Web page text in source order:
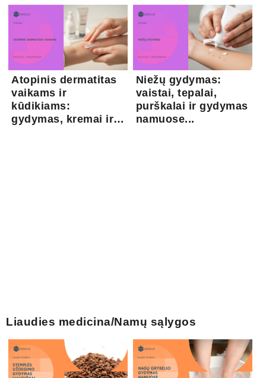
Atopinis dermatitas
vaikams ir
kūdikiams:
gydymas, kremai ir
Niežų gydymas:
vaistai, tepalai,
purškalai ir gydymas
namuose...
Liaudies medicina/Namų sąlygos